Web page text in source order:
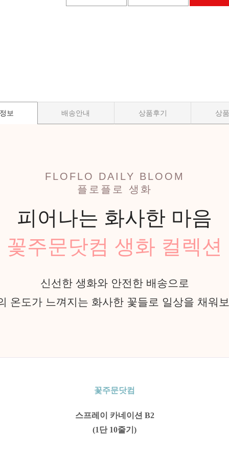
보 배송안내 상품후기 상
FLOFLO DAILY BLOOM
플로플로 생화
피어나는 화사한 마음
꽃주문닷컴 생화 컬렉션
신선한 생화와 안전한 배송으로
온도가 느껴지는 화사한 꽃들로 일상을 채워
꽃주문닷컴
스프레이 카네이션 B2
(1단 10줄기)